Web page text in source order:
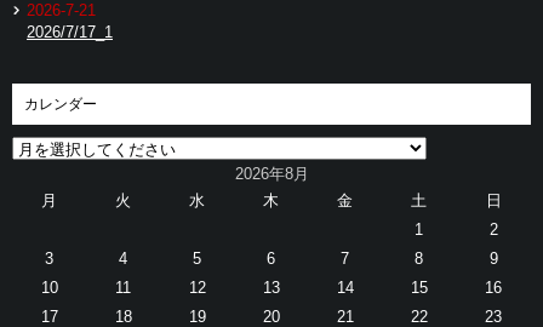
2026-7-21
2026/7/17_1
カレンダー
2026年8月
月
火 水 木 金 土 日
1
2
3
4 5 6 7 8
9
10
11 12 13 14 15
16
17
18 19 20 21 22
23